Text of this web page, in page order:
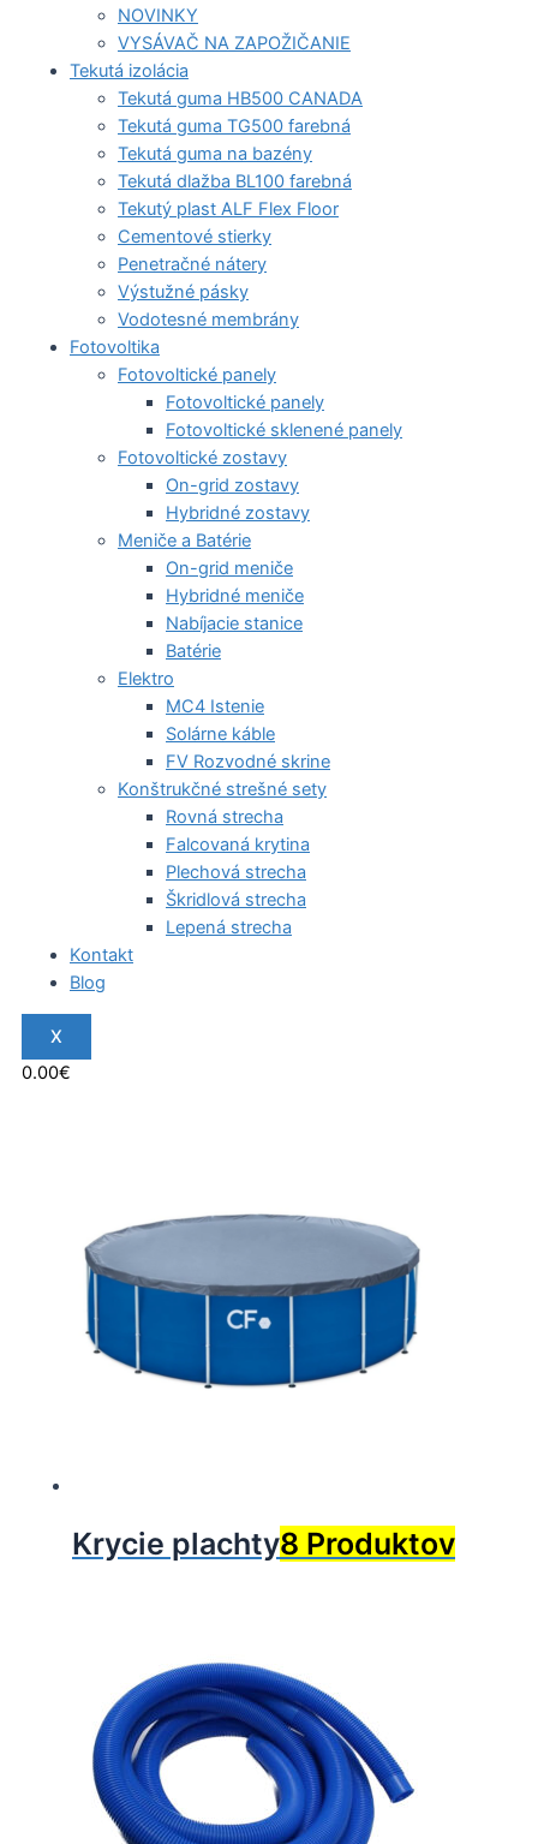
NOVINKY
VYSÁVAČ NA ZAPOŽIČANIE
Tekutá izolácia
Tekutá guma HB500 CANADA
Tekutá guma TG500 farebná
Tekutá guma na bazény
Tekutá dlažba BL100 farebná
Tekutý plast ALF Flex Floor
Cementové stierky
Penetračné nátery
Výstužné pásky
Vodotesné membrány
Fotovoltika
Fotovoltické panely
Fotovoltické panely
Fotovoltické sklenené panely
Fotovoltické zostavy
On-grid zostavy
Hybridné zostavy
Meniče a Batérie
On-grid meniče
Hybridné meniče
Nabíjacie stanice
Batérie
Elektro
MC4 Istenie
Solárne káble
FV Rozvodné skrine
Konštrukčné strešné sety
Rovná strecha
Falcovaná krytina
Plechová strecha
Škridlová strecha
Lepená strecha
Kontakt
Blog
X
0.00€
Krycie plachty8 Produktov